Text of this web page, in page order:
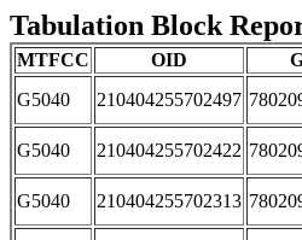
Tabulation Block
MTFCC OID
G5040
210404255702497
G5040 210404255702422
G5040 210404255702313